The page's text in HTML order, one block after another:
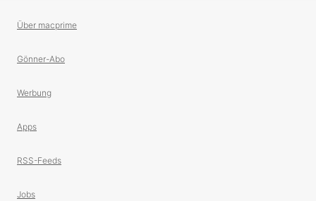
Über macprime
Gönner-Abo
Werbung
Apps
RSS-Feeds
Jobs